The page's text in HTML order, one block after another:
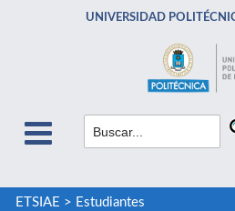
UNIVERSIDAD
ETSIAE > Estudiantes